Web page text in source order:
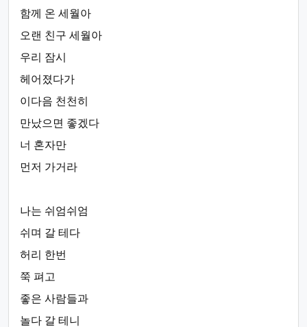
함께 온 세월아
오랜 친구 세월아
우리 잠시
헤어졌다가
이다음 천천히
만났으면 좋겠다
너 혼자만
먼저 가거라
나는 쉬엄쉬엄
쉬며 갈 테다
허리 한번
쭉 펴고
좋은 사람들과
놀다 갈 테니